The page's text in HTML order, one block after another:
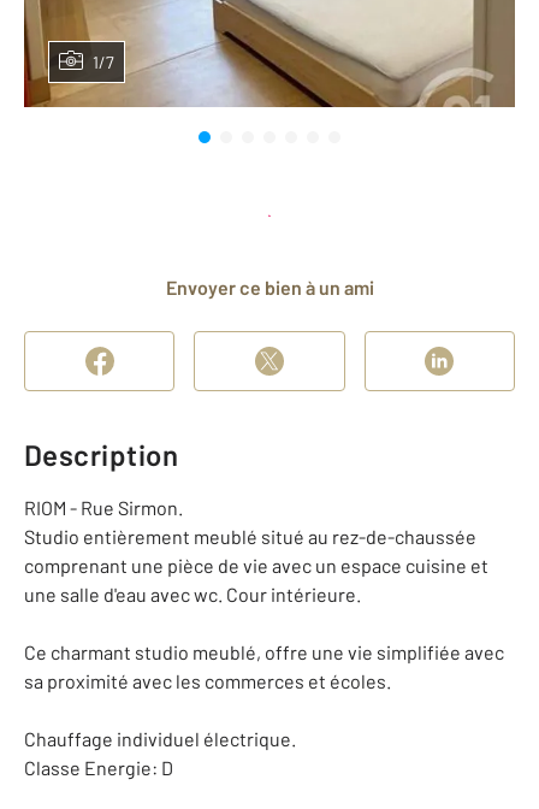
1/7
Envoyer ce bien à un ami
Description
RIOM - Rue Sirmon.
Studio entièrement meublé situé au rez-de-chaussée
comprenant une pièce de vie avec un espace cuisine et
une salle d'eau avec wc. Cour intérieure.
Ce charmant studio meublé, offre une vie simplifiée avec
sa proximité avec les commerces et écoles.
Chauffage individuel électrique.
Classe Energie: D